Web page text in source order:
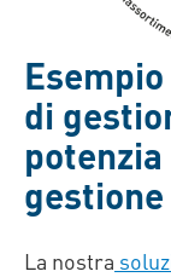
di
La nostra